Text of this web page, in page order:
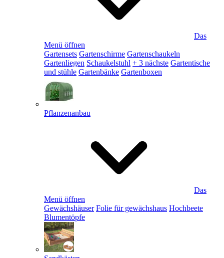
Das
Menü öffnen
Gartensets Gartenschirme Gartenschaukeln
Gartenliegen Schaukelstuhl + 3 nächste Gartentische
und stühle Gartenbänke Gartenboxen
Pflanzenanbau
Das
Menü öffnen
Gewächshäuser Folie für gewächshaus Hochbeete
Blumentöpfe